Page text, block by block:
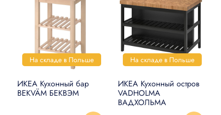
На складе в Польше
ИКЕА Кухонный бар
BEKVÄM БЕКВЭМ
На складе в Польше
ИКЕА Кухонный остров
VADHOLMA
ВАДХОЛЬМА